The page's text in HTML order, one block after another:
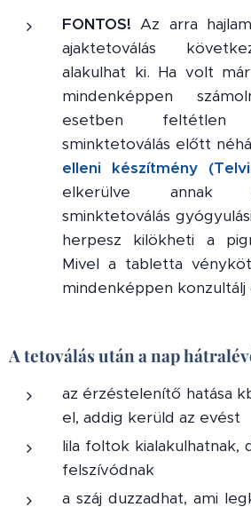
FONTOS!Az arra
ajaktetoválás
alakulhat ki. Ha volt
mindenképpen
esetben feltétlen
sminktetoválás előtt
elleni készítmény
elkerülve annak
sminktetoválás
herpesz kilökheti a
Mivel a tabletta
mindenképpen konzultálj
A tetoválás után a nap
az érzéstelenítő hatása
el, addig kerüld az evést
lila foltok kialakulhatnak,
felszívódnak
a száj duzzadhat, ami